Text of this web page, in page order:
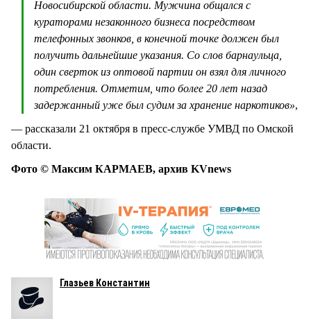
Новосибирской области. Мужчина общался с
кураторами незаконного бизнеса посредством
телефонных звонков, в конечной точке должен был
получить дальнейшие указания. Со слов барнаульца,
один сверток из оптовой партии он взял для личного
потребления. Отметим, что более 20 лет назад
задержанный уже был судим за хранение наркотиков»,
— рассказали 21 октября в пресс-службе УМВД по Омской
области.
Фото © Максим КАРМАЕВ, архив KVnews
Глазьев Константин